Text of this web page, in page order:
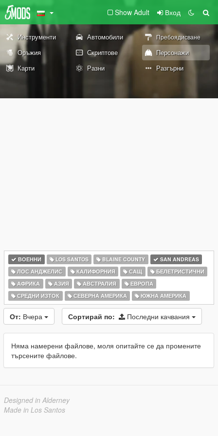
Show Adult Вход
Инструменти Автомобили Пребоядисване
Оръжия Скриптове
Персонажи
Карти
Разни Разгърни
ВОЕННИ LOS SANTOS BLAINE COUNTY
SAN ANDREAS
ЛОС АНДЖЕЛИС
КАЛИФОРНИЯ САЩ
БЕЛЕТРИСТИЧНИ
АФРИКА
АЗИЯ АВСТРАЛИЯ
ЕВРОПА
СРЕДНИ ИЗТОК
СЕВЕРНА АМЕРИКА ЮЖНА АМЕРИКА
От: Вчера Сортирай по: Последни качвания
Няма намерени файлове, моля опитайте се да промените
търсените файлове.
Designed in Alderney
Made in Los Santos